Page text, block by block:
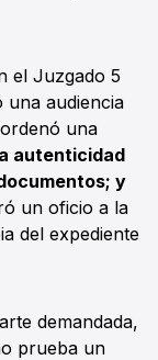
el Juzgado 5
una audiencia
una
autenticidad
y
un oficio a la
del expediente
demandada,
prueba un